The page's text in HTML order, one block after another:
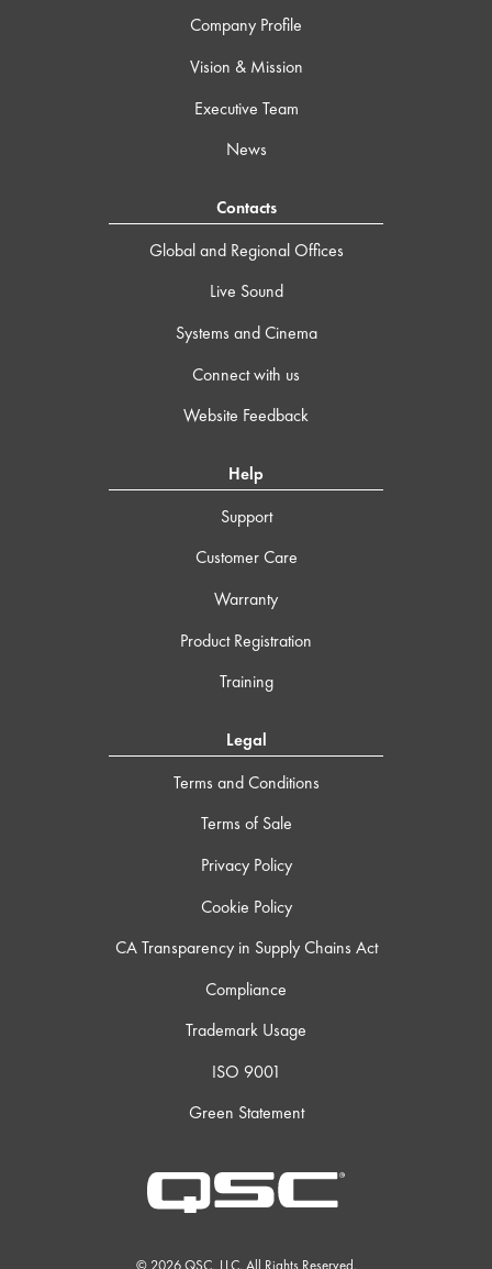
Company Profile
Vision & Mission
Executive Team
News
Contacts
Global and Regional Offices
Live Sound
Systems and Cinema
Connect with us
Website Feedback
Help
Support
Customer Care
Warranty
Product Registration
Training
Legal
Terms and Conditions
Terms of Sale
Privacy Policy
Cookie Policy
CA Transparency in Supply Chains Act
Compliance
Trademark Usage
ISO 9001
Green Statement
© 2026 QSC, LLC. All Rights Reserved.